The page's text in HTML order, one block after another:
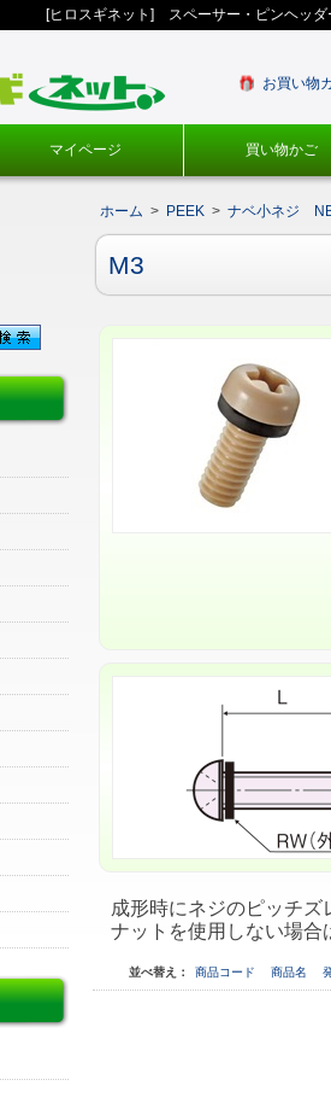
[ヒロスギネット] スペーサー・ピンヘッ
お買い物
マイページ 買い物かご
ホーム > PEEK > ナベ小ネジ
M3
成形時にネジのピッチ
ナットを使用しない場合
並べ替え： 商品コード 商品名